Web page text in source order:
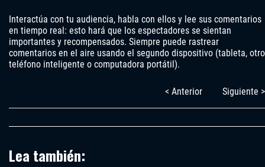
Interactúa con tu audiencia, habla con ellos y lee sus comentarios
en tiempo real: esto hará que los espectadores se sientan
importantes y recompensados. Siempre puede rastrear
comentarios en el aire usando el segundo dispositivo (tableta, otro
teléfono inteligente o computadora portátil).
< Anterior Siguiente >
Lea también: